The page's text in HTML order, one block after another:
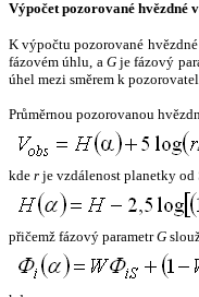
Výpočet pozorované hvězdné
K výpočtu pozorované
fázovém úhlu, a Gje fázový
úhel mezi směrem k
Průměrnou pozorovanou
kde r je vzdálenost planetky od
přičemž fázový parametrG